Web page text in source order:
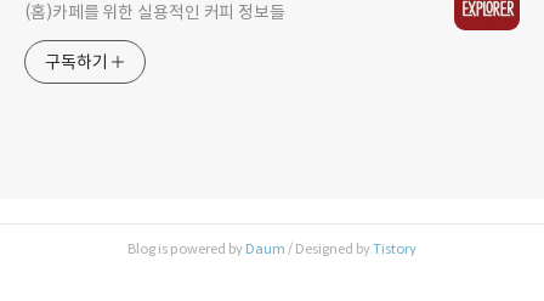
(홈)카페를 위한 실용적인 커피 정보들
구독하기
Blog is powered by Daum / Designed byTistory